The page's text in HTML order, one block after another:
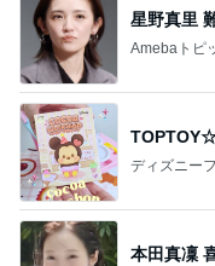
星野真里
Amebaトピ
ディズニー
本田真凜